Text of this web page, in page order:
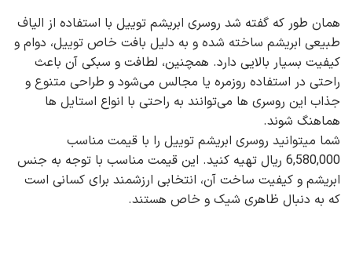
همان طور که گفته شد روسری ابریشم توییل با استفاده از الیاف
طبیعی ابریشم ساخته شده و به دلیل بافت خاص توییل، دوام و
کیفیت بسیار بالایی دارد. همچنین، لطافت و سبکی آن باعث
راحتی در استفاده روزمره یا مجالس می‌شود و طراحی متنوع و
جذاب این روسری‌ ها می‌توانند به‌ راحتی با انواع استایل‌ ها
هماهنگ شوند.
شما میتوانید روسری ابریشم توییل را با قیمت مناسب
6,580,000 ریال تهیه کنید. این قیمت مناسب با توجه به جنس
ابریشم و کیفیت ساخت آن، انتخابی ارزشمند برای کسانی است
که به دنبال ظاهری شیک و خاص هستند.